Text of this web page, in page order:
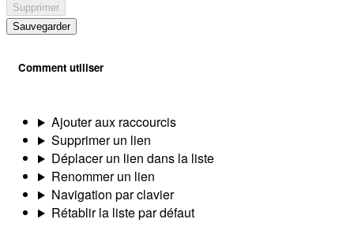
Supprimer
Sauvegarder
Comment utiliser
Ajouter aux raccourcis
Supprimer un lien
Déplacer un lien dans la liste
Renommer un lien
Navigation par clavier
Rétablir la liste par défaut